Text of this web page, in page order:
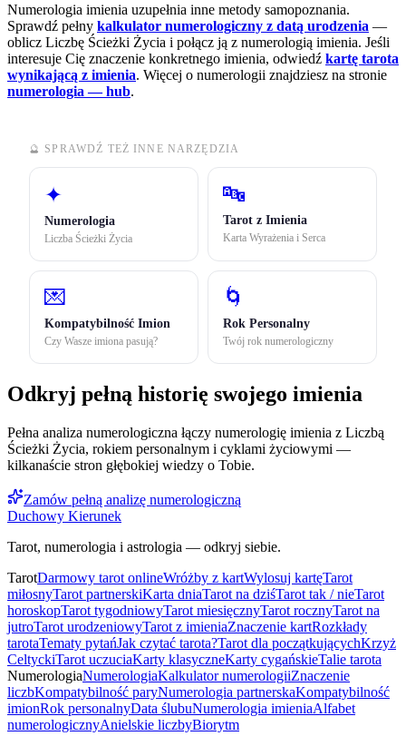
Numerologia imienia uzupełnia inne metody samopoznania.
Sprawdź pełny kalkulator numerologiczny z datą urodzenia —
oblicz Liczbę Ścieżki Życia i połącz ją z numerologią imienia. Jeśli
interesuje Cię znaczenie konkretnego imienia, odwiedź kartę tarota
wynikającą z imienia. Więcej o numerologii znajdziesz na stronie
numerologia — hub.
🔮 SPRAWDŹ TEŻ INNE NARZĘDZIA
✦
Numerologia
Liczba Ścieżki Życia
🔤
Tarot z Imienia
Karta Wyrażenia i Serca
💌
Kompatybilność Imion
Czy Wasze imiona pasują?
🌀
Rok Personalny
Twój rok numerologiczny
Odkryj pełną historię swojego imienia
Pełna analiza numerologiczna łączy numerologię imienia z Liczbą
Ścieżki Życia, rokiem personalnym i cyklami życiowymi —
kilkanaście stron głębokiej wiedzy o Tobie.
Zamów pełną analizę numerologiczną
Duchowy Kierunek
Tarot, numerologia i astrologia — odkryj siebie.
TarotDarmowy tarot onlineWróżby z kartWylosuj kartęTarot
miłosnyTarot partnerskiKarta dniaTarot na dziśTarot tak / nieTarot
horoskopTarot tygodniowyTarot miesięcznyTarot rocznyTarot na
jutroTarot urodzeniowyTarot z imieniaZnaczenie kartRozkłady
tarotaTematy pytańJak czytać tarota?Tarot dla początkującychKrzyż
CeltyckiTarot uczuciaKarty klasyczneKarty cygańskieTalie tarota
NumerologiaNumerologiaKalkulator numerologiiZnaczenie
liczbKompatybilność paryNumerologia partnerskaKompatybilność
imionRok personalnyData ślubuNumerologia imieniaAlfabet
numerologicznyAnielskie liczbyBiorytm